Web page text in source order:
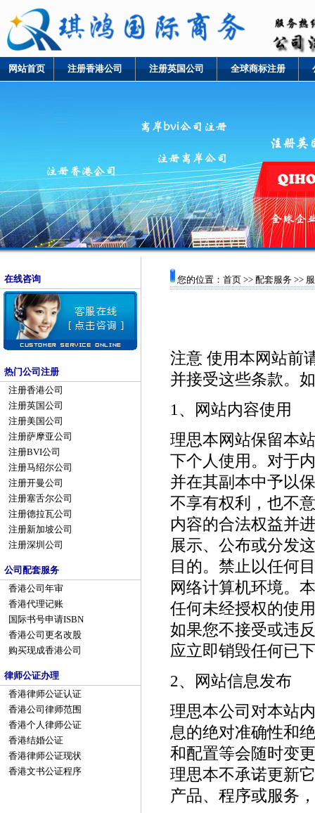
网站首页 注册香港公司 注册英国公司 全球商标注册
在线咨询
热门公司注册
注册香港公司
注册英国公司
注册美国公司
注册萨摩亚公司
注册BVI公司
注册马绍尔公司
注册开曼公司
注册塞舌尔公司
注册德拉瓦公司
注册新加坡公司
注册深圳公司
公司配套服务
香港公司年审
香港代理记账
国际书号申请ISBN
香港公司更名改股
购买现成香港公司
律师公证办理
香港律师公证认证
香港公司律师范围
香港个人律师公证
香港结婚公证
香港律师公证现状
香港文书公证程序
您的位置： 首页>> 配套服务>>
注意 使用本网站前
并接受这些条款。
1、网站内容使用
理思本网站保留本
下个人使用。对于
并在其副本中予以
不享有权利，也不
内容的合法权益并
展示、公布或分发
目的。禁止以任何
网络计算机环境。
任何未经授权的使
如果您不接受或违
应立即销毁任何已
2、网站信息发布
理思本公司对本站
息的绝对准确性和
和配置等会随时变
理思本不承诺更新
产品、程序或服务